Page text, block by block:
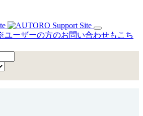
ユーザーの方のお問い合わせもこち